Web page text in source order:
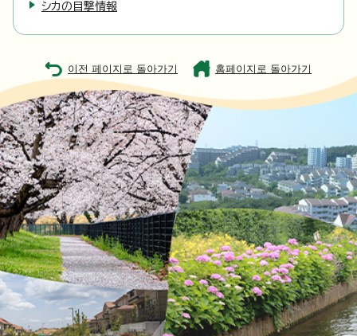
シカの目撃情報
이전 페이지로 돌아가기 홈페이지로 돌아가기